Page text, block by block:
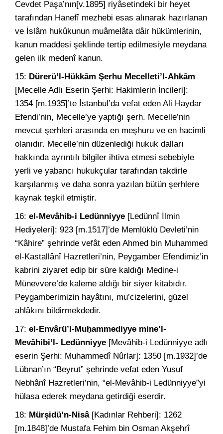
Cevdet Paşa’nın[v.1895] riyâsetindeki bir heyet
tarafından Hanefî mezhebi esas alınarak hazırlanan
ve İslâm hukûkunun muâmelâta dâir hükümlerinin,
kanun maddesi şeklinde tertip edilmesiyle meydana
gelen ilk medenî kanun.
15: Dürerü’l-Hükkâm Şerhu Mecelleti’l-Ahkâm
[Mecelle Adlı Eserin Şerhi: Hakimlerin İncileri]:
1354 [m.1935]’te İstanbul’da vefat eden Ali Haydar
Efendi’nin, Mecelle’ye yaptığı şerh. Mecelle’nin
mevcut şerhleri arasında en meşhuru ve en hacimli
olanıdır. Mecelle’nin düzenlediği hukuk dalları
hakkında ayrıntılı bilgiler ihtiva etmesi sebebiyle
yerli ve yabancı hukukçular tarafından takdirle
karşılanmış ve daha sonra yazılan bütün şerhlere
kaynak teşkil etmiştir.
16: el-Mevâhib-i Ledünniyye [Ledünnî İlmin
Hediyeleri]: 923 [m.1517]’de Memlüklü Devleti’nin
“Kâhire” şehrinde vefât eden Ahmed bin Muhammed
el-Kastallânî Hazretleri’nin, Peygamber Efendimiz’in
kabrini ziyaret edip bir süre kaldığı Medine-i
Münevvere’de kaleme aldığı bir siyer kitabıdır.
Peygamberimizin hayâtını, mu’cizelerini, güzel
ahlâkını bildirmekdedir.
17: el-Envârü’l-Muḥammediyye mine’l-
Mevâhibi’l- Ledünniyye [Mevâhib-i Ledünniyye adlı
eserin Şerhi: Muhammedî Nûrlar]: 1350 [m.1932]’de
Lübnan’ın “Beyrut” şehrinde vefat eden Yusuf
Nebhânî Hazretleri’nin, “el-Mevâhib-i Ledünniyye”yi
hülasa ederek meydana getirdiği eserdir.
18: Mürşidü’n-Nisâ[Kadınlar Rehberi]: 1262
[m.1848]’de Mustafa Fehim bin Osman Akşehrî